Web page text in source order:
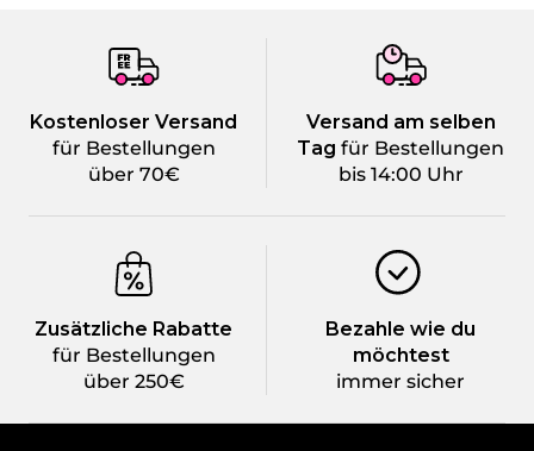
Kostenloser Versand
für Bestellungen
über 70€
Versand am selben
Tag für Bestellungen
bis 14:00 Uhr
Zusätzliche Rabatte
für Bestellungen
über 250€
Bezahle wie du
möchtest
immer sicher